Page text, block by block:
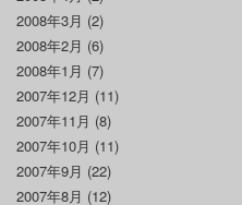
2008年3月 (2)
2008年2月 (6)
2008年1月 (7)
2007年12月 (11)
2007年11月 (8)
2007年10月 (11)
2007年9月 (22)
2007年8月 (12)